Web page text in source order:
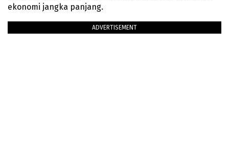
ekonomi jangka panjang.
ADVERTISEMENT